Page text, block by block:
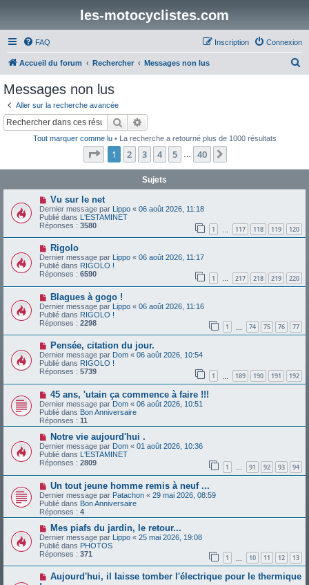
les-motocyclistes.com
FAQ Connexion
Inscription
Accueil du forum Rechercher Messages non lus
Messages non lus
Aller sur la recherche avancée
Rechercher
Tout marquer comme lu• La recherche a retourné plus de 1000 résultats
Page 1sur40
1 2 3 4 5 40
Sujets
N
o
u
v
e
a
m
e
s
s
a
e
Vu sur le net
Dernier message par Lippo « 06 août 2026, 11:18
Publié dans L'ESTAMINET
Réponses : 3580 1 117 118 119 120
N
o
u
v
e
a
u
m
e
s
s
a
e
Rigolo
Dernier message par Lippo « 06 août 2026, 11:17
Publié dans RIGOLO !
Réponses : 6590 1 … 217 218 219 220
N
o
u
v
e
a
m
e
s
s
a
g
e
Blagues à gogo !
Dernier message par Lippo « 06 août 2026, 11:16
Publié dans RIGOLO !
Réponses : 2298 1 74 75 76 77
N
o
u
v
e
a
u
m
e
s
s
a
g
e
Pensée, citation du jour.
Dernier message par Dom « 06 août 2026, 10:54
Publié dans RIGOLO !
Réponses : 5739 1 189 190 191 192
N
o
u
v
e
a
u
m
e
s
s
a
g
e
45 ans, 'utain ça commence à faire !!!
Dernier message par Dom « 06 août 2026, 10:51
Publié dans Bon Anniversaire
Réponses : 11
N
o
u
v
e
a
u
m
e
s
s
a
g
e
Notre vie aujourd'hui .
Dernier message par Dom « 01 août 2026, 10:36
Publié dans L'ESTAMINET
Réponses : 2809 1 … 91 92 93 94
N
o
u
v
e
a
u
m
e
s
s
a
Un tout jeune homme remis à neuf ...
Dernier message par Patachon « 29 mai 2026, 08:59
Publié dans Bon Anniversaire
Réponses : 4
N
o
u
v
e
a
u
Mes piafs du jardin, le retour...
Dernier message par Lippo « 25 mai 2026, 19:08
Publié dans PHOTOS
Réponses : 371 1 10 11 12 13
N
Aujourd'hui, il laisse tomber l'électrique pour le thermique